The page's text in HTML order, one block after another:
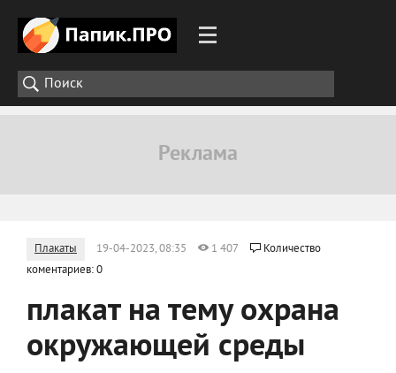
Плакаты 19-04-2023, 08:35 1 407
Количество
коментариев: 0
плакат на тему охрана
окружающей среды